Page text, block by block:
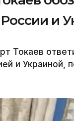
и
Токаев
и Украиной,